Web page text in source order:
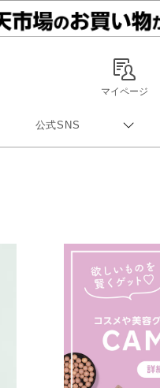
マイページ
公式SNS
Rakuten Link